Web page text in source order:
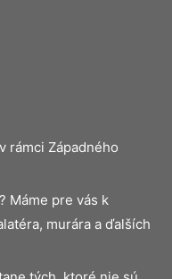
rámci Západného
Máme pre vás k
murára a ďalších